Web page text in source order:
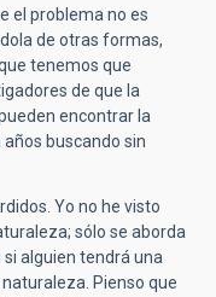
el problema no es
de otras formas,
tenemos que
de que la
encontrar la
buscando sin
Yo no he visto
sólo se aborda
alguien tendrá una
Pienso que